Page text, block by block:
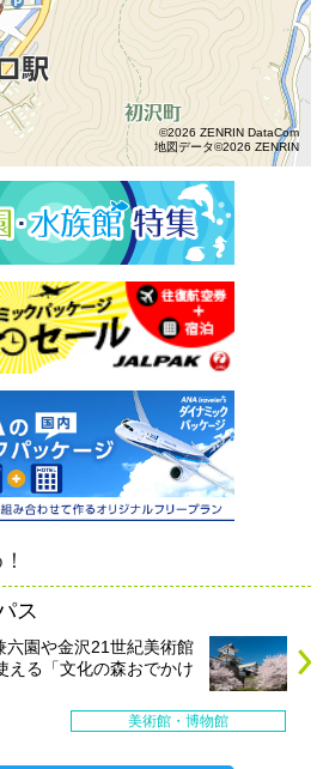
©2026 ZENRIN DataCom
地図データ©2026 ZENRIN
ス
園や金沢21世紀美術館
える「文化の森おでかけ
美術館・博物館